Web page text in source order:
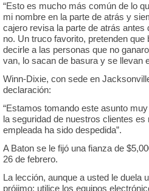
“Esto es mucho más común de lo
mi nombre en la parte de atrás y
cajero revisa la parte de atrás antes
no. Un truco favorito, pretenden que
decirle a las personas que no
van, lo sacan de basura y se llevan
Winn-Dixie, con sede en
declaración:
“Estamos tomando este asunto
la seguridad de nuestros clientes
empleada ha sido despedida”.
A Baton se le fijó una fianza de
26 de febrero.
La lección, aunque a usted le duela
prójimo: utilice los equipos